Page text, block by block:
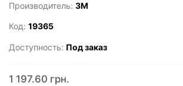
Производитель: 3M
Код: 19365
Доступность: Под заказ
1 197.60 грн.